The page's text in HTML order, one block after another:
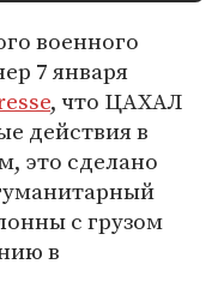
военного
7 января
, что ЦАХАЛ
действия в
это сделано
с грузом
в